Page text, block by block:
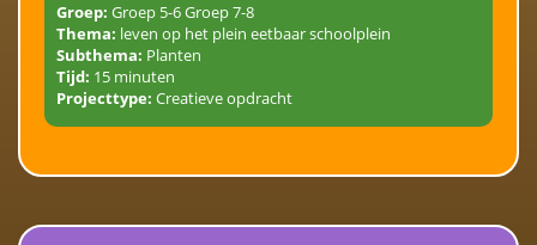
Groep: Groep 5-6 Groep 7-8
Thema: leven op het plein eetbaar schoolplein
Subthema: Planten
Tijd: 15 minuten
Projecttype: Creatieve opdracht